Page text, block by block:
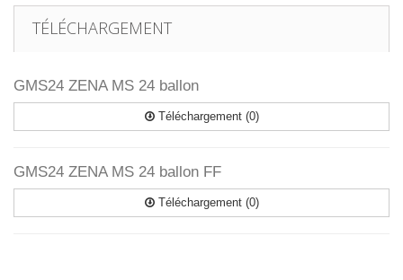
TÉLÉCHARGEMENT
GMS24 ZENA MS 24 ballon
Téléchargement (0)
GMS24 ZENA MS 24 ballon FF
Téléchargement (0)